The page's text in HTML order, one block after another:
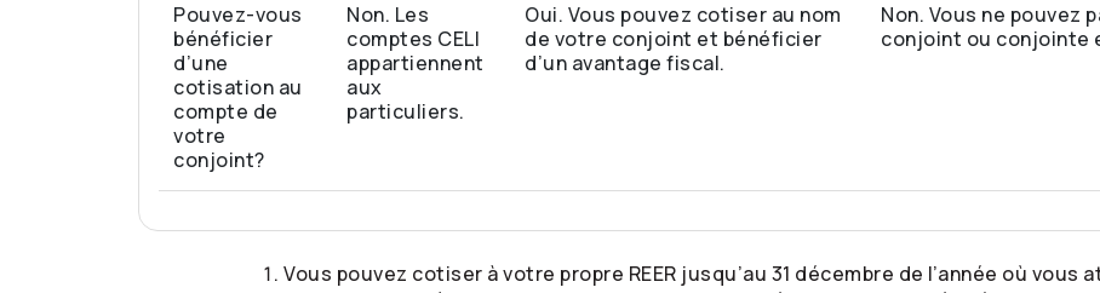
Pouvez-vous
bénéficier
d’une
cotisation au
compte de
votre
conjoint?
Non. Les
comptes CELI
appartiennent
aux
particuliers.
Oui. Vous pouvez cotiser au nom
de votre conjoint et bénéficier
d’un avantage fiscal.
Non. Vous ne pouvez
conjoint ou conjointe
Vous pouvez cotiser à votre propre REER jusqu’au 31 décembre de l’année où vous